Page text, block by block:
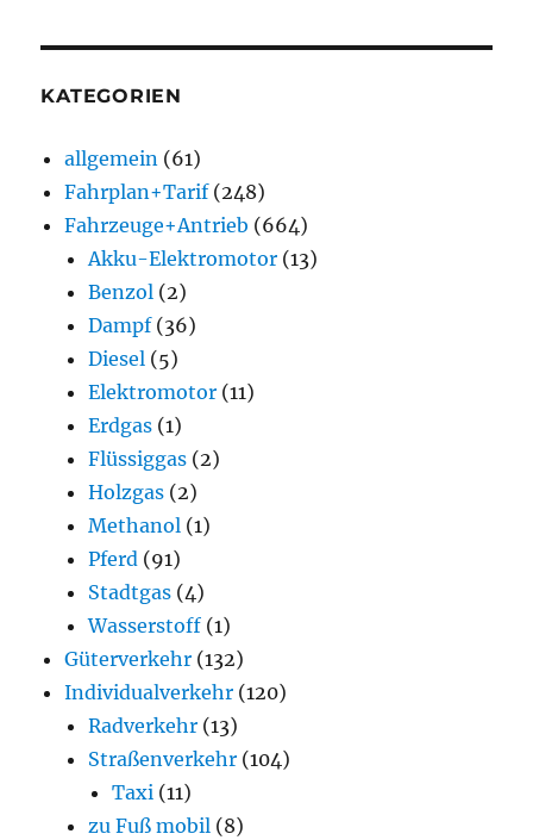
KATEGORIEN
allgemein (61)
Fahrplan+Tarif(248)
Fahrzeuge+Antrieb (664)
Akku-Elektromotor (13)
Benzol (2)
Dampf(36)
Diesel (5)
Elektromotor (11)
Erdgas (1)
Flüssiggas (2)
Holzgas (2)
Methanol (1)
Pferd (91)
Stadtgas (4)
Wasserstoff (1)
Güterverkehr (132)
Individualverkehr (120)
Radverkehr (13)
Straßenverkehr (104)
Taxi (11)
zu Fuß mobil (8)